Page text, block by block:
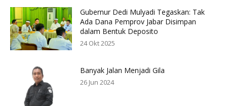
Gubernur Dedi Mulyadi Tegaskan: Tak
Ada Dana Pemprov Jabar Disimpan
dalam Bentuk Deposito
24 Okt 2025
Banyak Jalan Menjadi Gila
26 Jun 2024